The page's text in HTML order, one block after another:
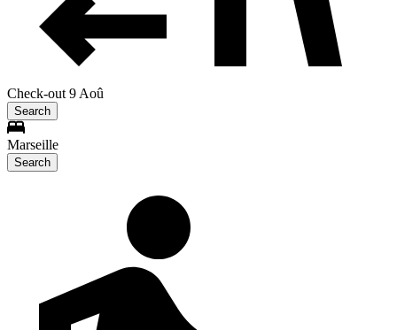
Check-out 9 Aoû
Search
Marseille
Search